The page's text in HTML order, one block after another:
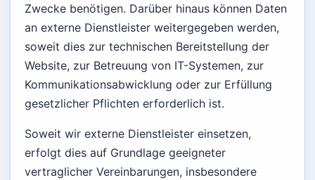
Zwecke benötigen. Darüber hinaus können Daten
an externe Dienstleister weitergegeben werden,
soweit dies zur technischen Bereitstellung der
Website, zur Betreuung von IT-Systemen, zur
Kommunikationsabwicklung oder zur Erfüllung
gesetzlicher Pflichten erforderlich ist.
Soweit wir externe Dienstleister einsetzen,
erfolgt dies auf Grundlage geeigneter
vertraglicher Vereinbarungen, insbesondere